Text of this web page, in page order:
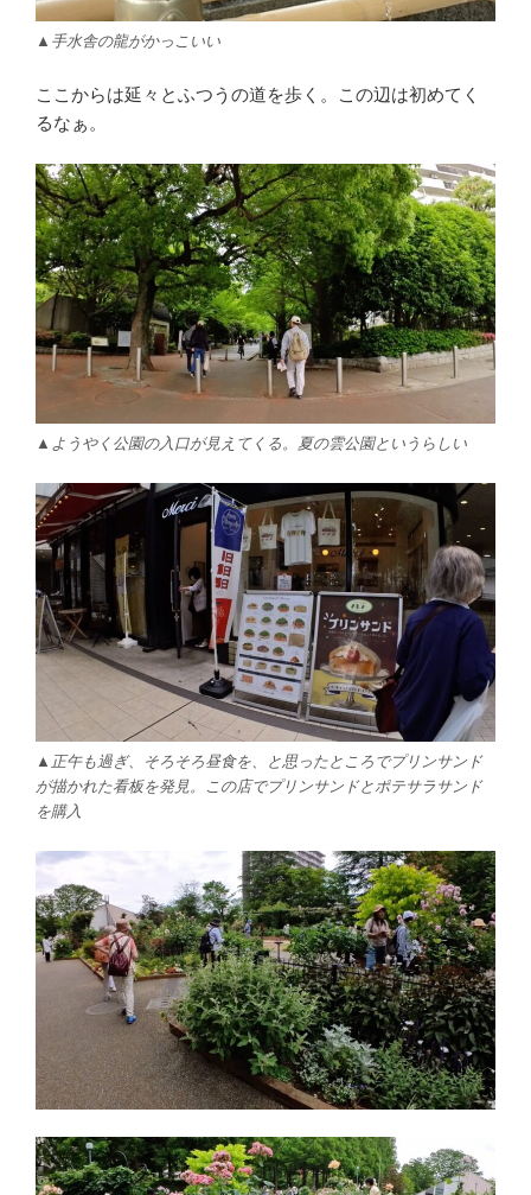
▲手水舎の龍がかっこいい
ここからは延々とふつうの道を歩く。この辺は初めてく
るなぁ。
▲ようやく公園の入口が見えてくる。夏の雲公園というらしい
▲正午も過ぎ、そろそろ昼食を、と思ったところでプリンサンド
が描かれた看板を発見。この店でプリンサンドとポテサラサンド
を購入